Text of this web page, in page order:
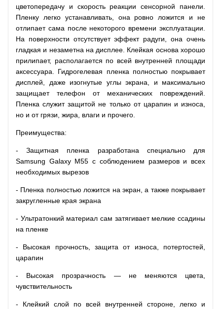
цветопередачу и скорость реакции сенсорной панели.
Пленку легко устанавливать, она ровно ложится и не
отлипает сама после некоторого времени эксплуатации.
На поверхности отсутствует эффект радуги, она очень
гладкая и незаметна на дисплее. Клейкая основа хорошо
прилипает, располагается по всей внутренней площади
аксессуара. Гидрогелевая пленка полностью покрывает
дисплей, даже изогнутые углы экрана, и максимально
защищает телефон от механических повреждений.
Пленка служит защитой не только от царапин и износа,
но и от грязи, жира, влаги и прочего.
Преимущества:
- Защитная пленка разработана специально для
Samsung Galaxy M55 с соблюдением размеров и всех
необходимых вырезов
- Пленка полностью ложится на экран, а также покрывает
закругленные края экрана
- Ультратонкий материал сам затягивает мелкие ссадины
на пленке
- Высокая прочность, защита от износа, потертостей,
царапин
- Высокая прозрачность — не меняются цвета,
чувствительность
- Клейкий слой по всей внутренней стороне, легко и